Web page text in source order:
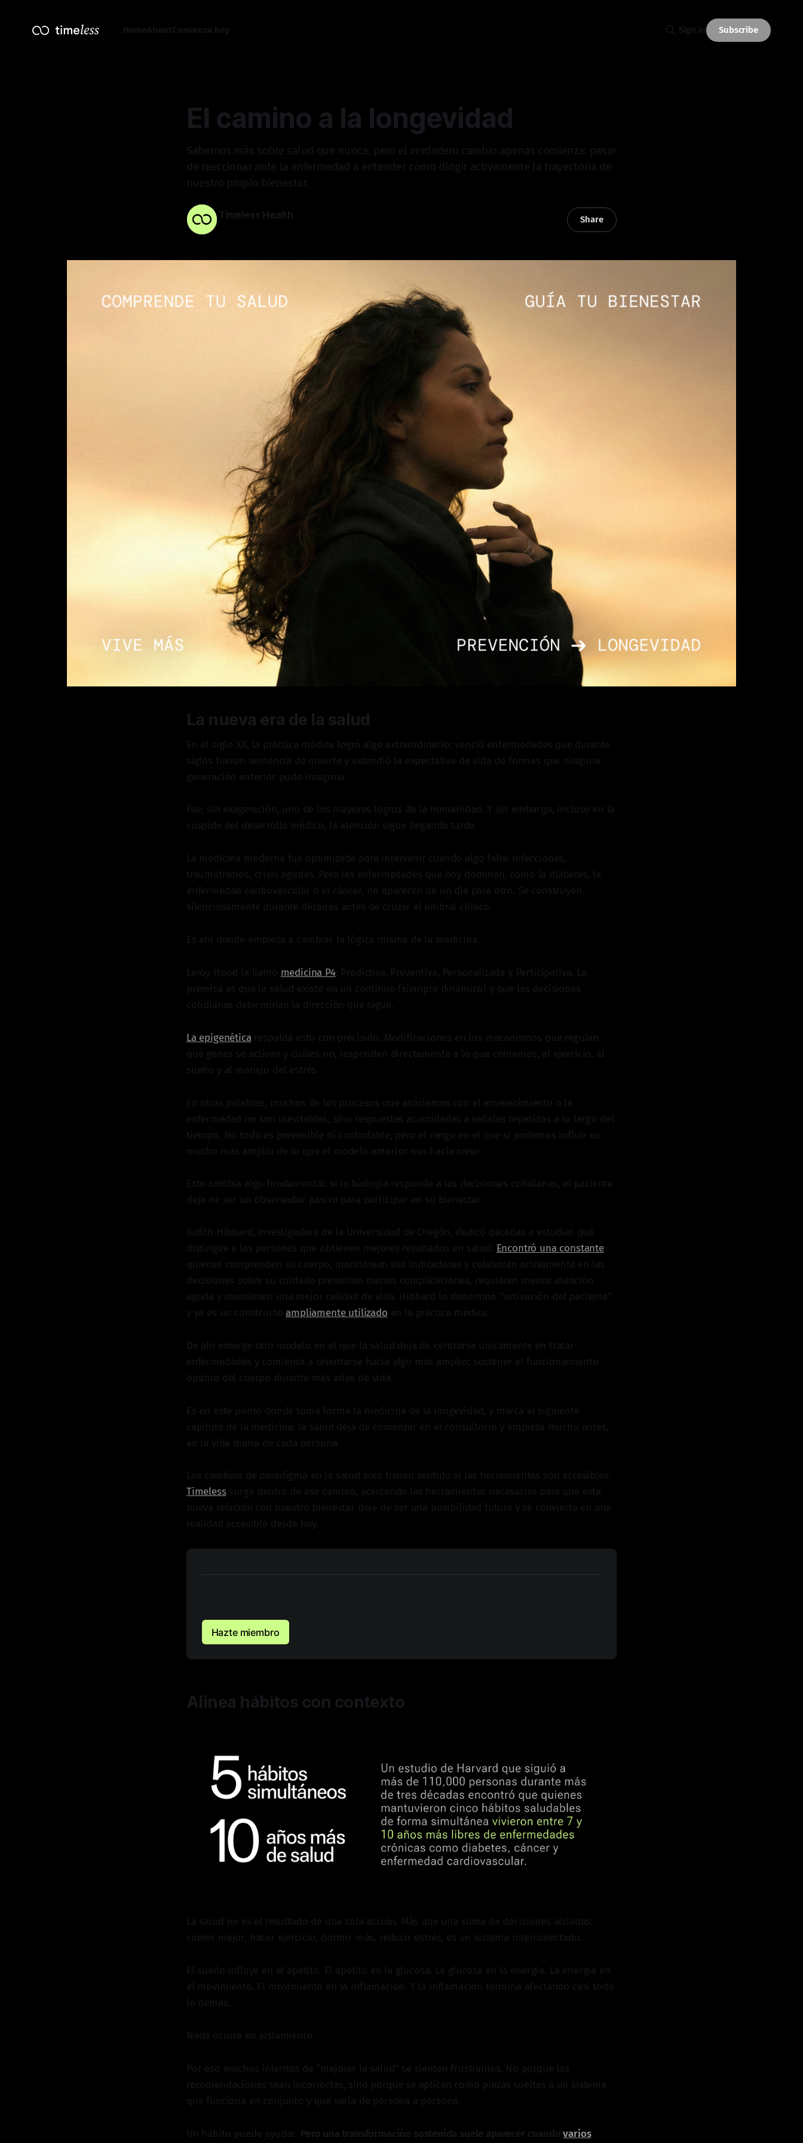
HomeAboutComienza hoy Sign in Subscribe
El camino a la longevidad
Sabemos más sobre salud que nunca, pero el verdadero cambio apenas comienza: pasar
de reaccionar ante la enfermedad a entender cómo dirigir activamente la trayectoria de
nuestro propio bienestar.
Timeless Health Share
La nueva era de la salud
En el siglo XX, la práctica médica logró algo extraordinario: venció enfermedades que durante
siglos fueron sentencia de muerte y extendió la expectativa de vida de formas que ninguna
generación anterior pudo imaginar.
Fue, sin exageración, uno de los mayores logros de la humanidad. Y sin embargo, incluso en la
cúspide del desarrollo médico, la atención sigue llegando tarde.
La medicina moderna fue optimizada para intervenir cuando algo falla: infecciones,
traumatismos, crisis agudas. Pero las enfermedades que hoy dominan, como la diabetes, la
enfermedad cardiovascular o el cáncer, no aparecen de un día para otro. Se construyen
silenciosamente durante décadas antes de cruzar el umbral clínico.
Es ahí donde empieza a cambiar la lógica misma de la medicina.
Leroy Hood la llamó medicina P4: Predictiva, Preventiva, Personalizada y Participativa. La
premisa es que la salud existe en un continuo (siempre dinámico) y que las decisiones
cotidianas determinan la dirección que sigue.
La epigenéticarespalda esto con precisión. Modificaciones en los mecanismos que regulan
qué genes se activan y cuáles no, responden directamente a lo que comemos, al ejercicio, al
sueño y al manejo del estrés.
En otras palabras, muchos de los procesos que asociamos con el envejecimiento o la
enfermedad no son inevitables, sino respuestas acumuladas a señales repetidas a lo largo del
tiempo. No todo es prevenible ni controlable, pero el rango en el que sí podemos influir es
mucho más amplio de lo que el modelo anterior nos hacía creer.
Esto cambia algo fundamental: si la biología responde a las decisiones cotidianas, el paciente
deja de ser un observador pasivo para participar en su bienestar.
Judith Hibbard, investigadora de la Universidad de Oregón, dedicó décadas a estudiar qué
distingue a las personas que obtienen mejores resultados en salud. Encontró una constante:
quienes comprenden su cuerpo, monitorean sus indicadores y colaboran activamente en las
decisiones sobre su cuidado presentan menos complicaciones, requieren menos atención
aguda y mantienen una mejor calidad de vida. Hibbard lo denominó "activación del paciente"
y ya es un constructoampliamente utilizado en la práctica médica.
De ahí emerge otro modelo en el que la salud deja de centrarse únicamente en tratar
enfermedades y comienza a orientarse hacia algo más amplio: sostener el funcionamiento
óptimo del cuerpo durante más años de vida.
Es en este punto donde toma forma la medicina de la longevidad, y marca el siguiente
capítulo de la medicina: la salud deja de comenzar en el consultorio y empieza mucho antes,
en la vida diaria de cada persona.
Los cambios de paradigma en la salud solo tienen sentido si las herramientas son accesibles.
Timelesssurge dentro de ese cambio, acercando las herramientas necesarias para que esta
nueva relación con nuestro bienestar deje de ser una posibilidad futura y se convierta en una
realidad accesible desde hoy.
Hazte miembro
Alinea hábitos con contexto
La salud no es el resultado de una sola acción. Más que una suma de decisiones aisladas:
comer mejor, hacer ejercicio, dormir más, reducir estrés, es un sistema interconectado.
El sueño influye en el apetito. El apetito en la glucosa. La glucosa en la energía. La energía en
el movimiento. El movimiento en la inflamación. Y la inflamación termina afectando casi todo
lo demás.
Nada ocurre en aislamiento.
Por eso muchos intentos de “mejorar la salud” se sienten frustrantes. No porque las
recomendaciones sean incorrectas, sino porque se aplican como piezas sueltas a un sistema
que funciona en conjunto y que varía de persona a persona.
Un hábito puede ayudar. Pero una transformación sostenida suele aparecer cuandovarios